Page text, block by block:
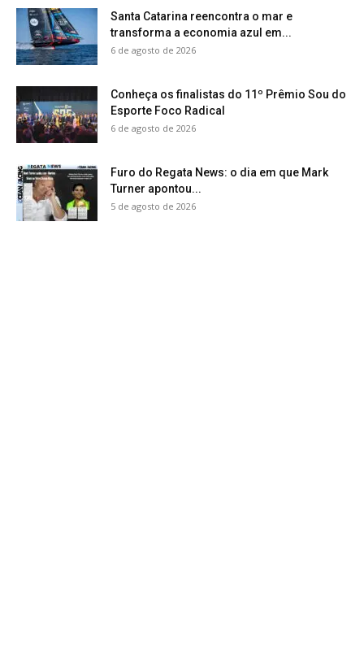
Santa Catarina reencontra o mar e
transforma a economia azul em...
6 de agosto de 2026
Conheça os finalistas do 11º Prêmio Sou do
Esporte Foco Radical
6 de agosto de 2026
Furo do Regata News: o dia em que Mark
Turner apontou...
5 de agosto de 2026